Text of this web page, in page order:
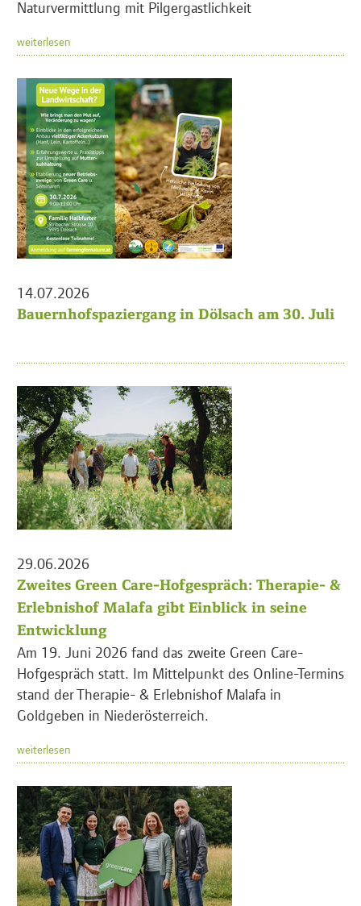
Naturvermittlung mit Pilgergastlichkeit
weiterlesen
14.07.2026
Bauernhofspaziergang in Dölsach am 30. Juli
29.06.2026
Zweites Green Care-Hofgespräch: Therapie- &
Erlebnishof Malafa gibt Einblick in seine
Entwicklung
Am 19. Juni 2026 fand das zweite Green Care-
Hofgespräch statt. Im Mittelpunkt des Online-Termins
stand der Therapie- & Erlebnishof Malafa in
Goldgeben in Niederösterreich.
weiterlesen